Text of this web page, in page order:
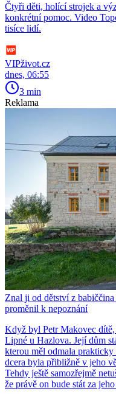
Čtyři děti, holící strojek a
konkrétní pomoc. Video
tisíce lidí.
VIPživot.cz
dnes, 06:55
3 min
Reklama
Znal ji od dětství z
proměnil k nepoznání
Když byl Petr Makovec
Lipné u Hazlova. Její dům
kterou měl odmala
dcera byla přibližně v jeho
Tehdy ještě samozřejmě
že právě on bude stát za